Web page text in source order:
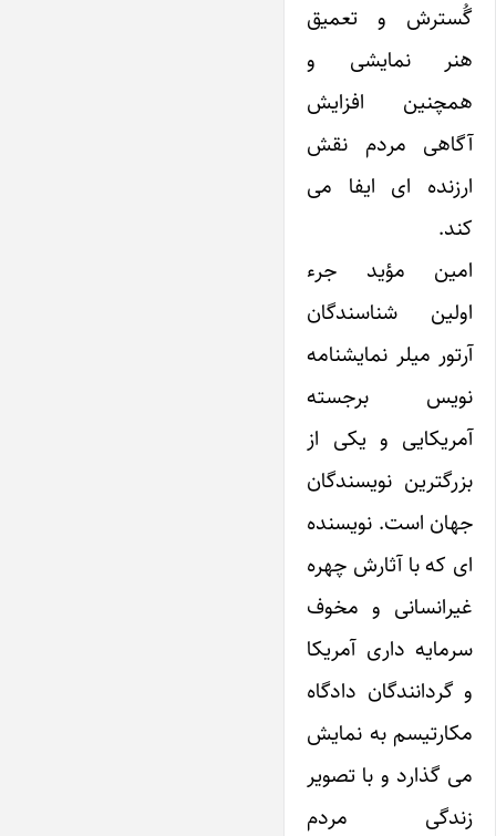
گُسترش و تعمیق
هنر نمایشی و
همچنین افزایش
آگاهی مردم نقش
ارزنده ای ایفا می
کند.
امین مؤید جرء
اولین شناسندگان
آرتور میلر نمایشنامه
نویس برجسته
آمریکایی و یکی از
بزرگترین نویسندگان
جهان است. نویسنده
ای که با آثارش چهره
غیرانسانی و مخوف
سرمایه داری آمریکا
و گردانندگان دادگاه
مکارتیسم به نمایش
می گذارد و با تصویر
زندگی مردم